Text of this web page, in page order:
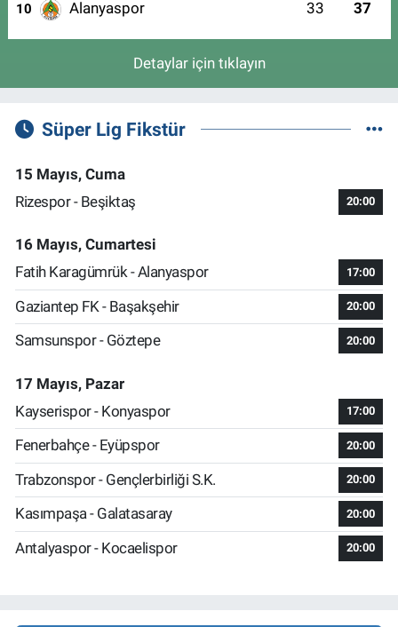
10 Alanyaspor 33 37
Detaylar için tıklayın
Süper Lig Fikstür
15 Mayıs, Cuma
Rizespor - Beşiktaş
20:00
16 Mayıs, Cumartesi
Fatih Karagümrük - Alanyaspor
17:00
Gaziantep FK - Başakşehir 20:00
Samsunspor - Göztepe 20:00
17 Mayıs, Pazar
Kayserispor - Konyaspor
17:00
Fenerbahçe - Eyüpspor 20:00
Trabzonspor - Gençlerbirliği S.K. 20:00
Kasımpaşa - Galatasaray 20:00
Antalyaspor - Kocaelispor 20:00